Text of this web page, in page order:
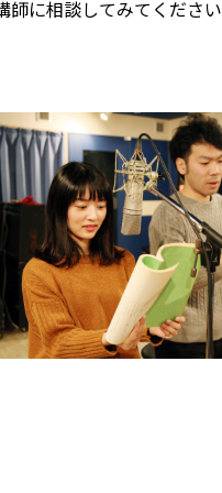
師に相談してみてくださ